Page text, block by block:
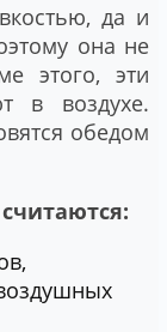
да и
она не
этого, эти
в воздухе.
обедом